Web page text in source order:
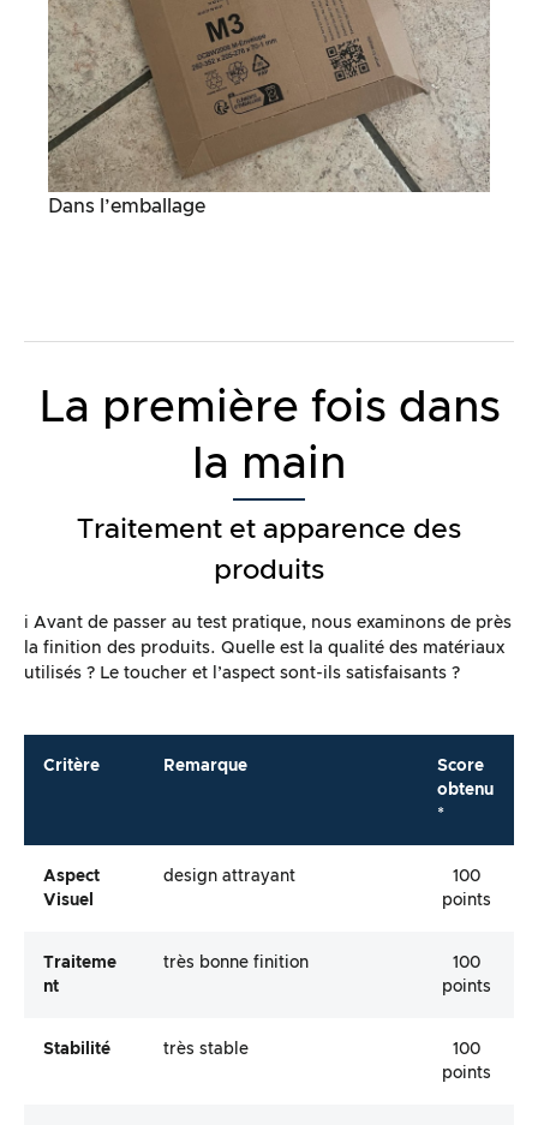
Dans l’emballage
La première fois dans
la main
Traitement et apparence des
produits
ℹ️ Avant de passer au test pratique, nous examinons de près
la finition des produits. Quelle est la qualité des matériaux
utilisés ? Le toucher et l’aspect sont-ils satisfaisants ?
Critère Remarque
Score
obtenu
*
Aspect
Visuel
design attrayant
100
points
Traiteme
Nt
très bonne finition
100
points
Stabilité très stable
100
points